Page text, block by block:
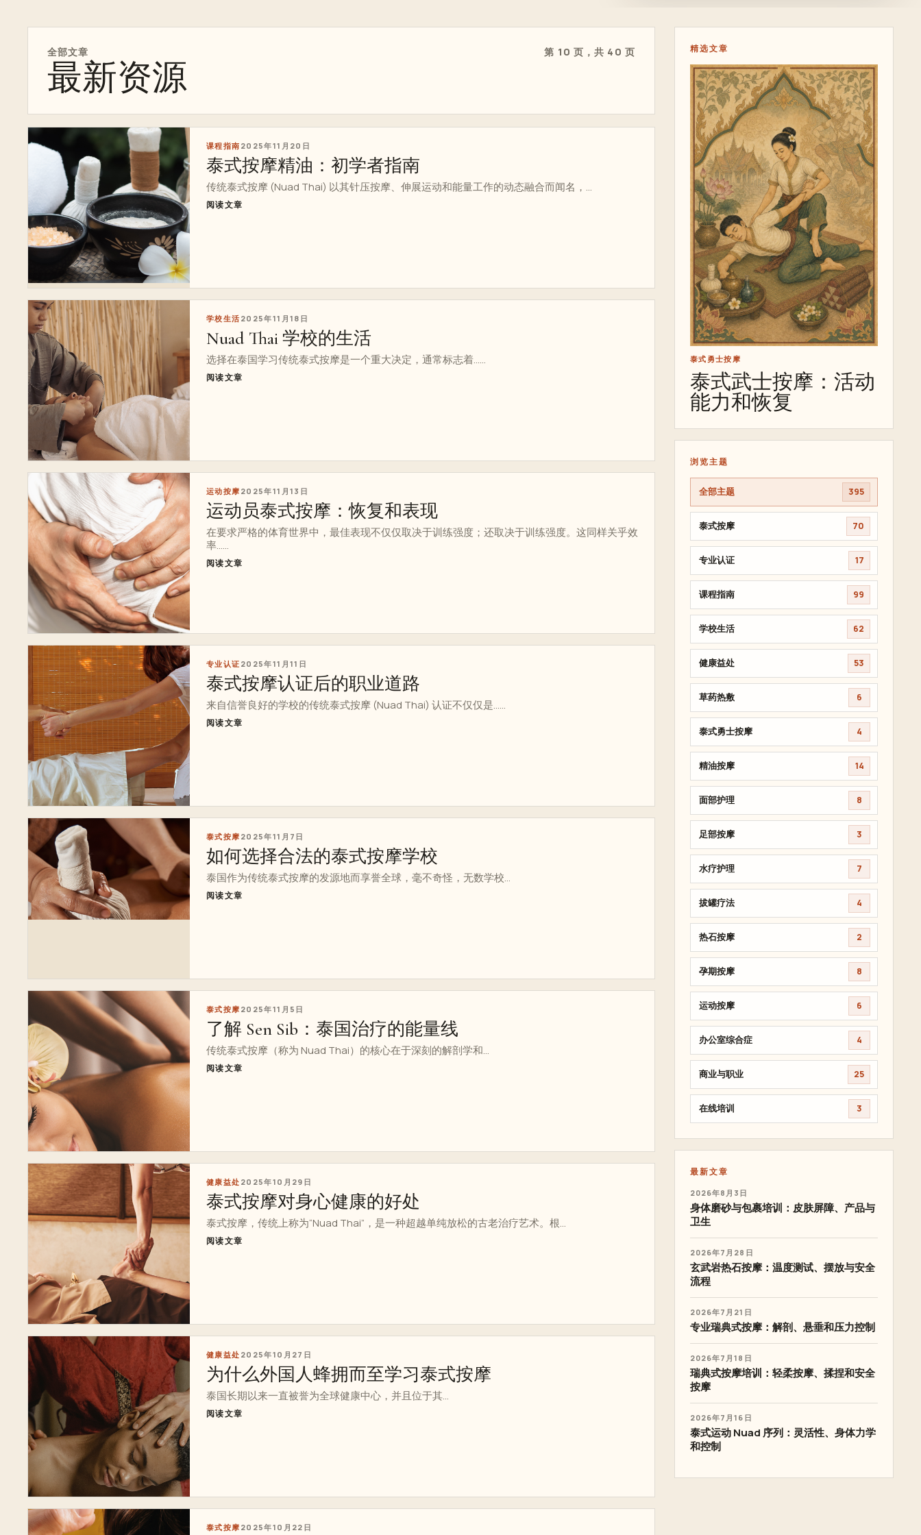
全部文章
最新资源
第 10 页，共 40 页
课程指南 2025年11月20日
泰式按摩精油：初学者指南
传统泰式按摩 (Nuad Thai) 以其针压按摩、伸展运动和能量工作的动态融合而闻名，...
阅读文章
学校生活 2025年11月18日
Nuad Thai 学校的生活
选择在泰国学习传统泰式按摩是一个重大决定，通常标志着......
阅读文章
运动按摩 2025年11月13日
运动员泰式按摩：恢复和表现
在要求严格的体育世界中，最佳表现不仅仅取决于训练强度；还取决于训练强度。这同样关乎效
率……
阅读文章
专业认证 2025年11月11日
泰式按摩认证后的职业道路
来自信誉良好的学校的传统泰式按摩 (Nuad Thai) 认证不仅仅是......
阅读文章
泰式按摩 2025年11月7日
如何选择合法的泰式按摩学校
泰国作为传统泰式按摩的发源地而享誉全球，毫不奇怪，无数学校...
阅读文章
泰式按摩 2025年11月5日
了解 Sen Sib：泰国治疗的能量线
传统泰式按摩（称为 Nuad Thai）的核心在于深刻的解剖学和...
阅读文章
健康益处 2025年10月29日
泰式按摩对身心健康的好处
泰式按摩，传统上称为“Nuad Thai”，是一种超越单纯放松的古老治疗艺术。根...
阅读文章
健康益处 2025年10月27日
为什么外国人蜂拥而至学习泰式按摩
泰国长期以来一直被誉为全球健康中心，并且位于其...
阅读文章
泰式按摩 2025年10月22日
精选文章
泰式勇士按摩
泰式武士按摩：活动
能力和恢复
浏览主题
全部主题 395
泰式按摩 70
专业认证 17
课程指南 99
学校生活 62
健康益处 53
草药热敷 6
泰式勇士按摩 4
精油按摩 14
面部护理 8
足部按摩 3
水疗护理 7
拔罐疗法 4
热石按摩 2
孕期按摩 8
运动按摩 6
办公室综合症 4
商业与职业 25
在线培训 3
最新文章
2026年8月3日
身体磨砂与包裹培训：皮肤屏障、产品与
卫生
2026年7月28日
玄武岩热石按摩：温度测试、摆放与安全
流程
2026年7月21日
专业瑞典式按摩：解剖、悬垂和压力控制
2026年7月18日
瑞典式按摩培训：轻柔按摩、揉捏和安全
按摩
2026年7月16日
泰式运动 Nuad 序列：灵活性、身体力学
和控制